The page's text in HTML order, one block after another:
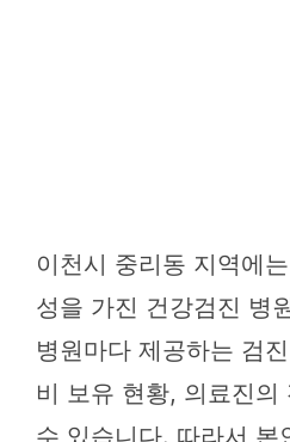
이천시 중리동 지역에
성을 가진 건강검진 병
병원마다 제공하는 검
비 보유 현황, 의료진
수 있습니다. 따라서 본